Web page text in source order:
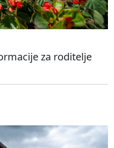
za roditelje